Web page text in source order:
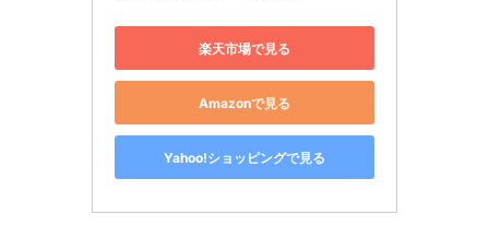
楽天市場で見る
Amazonで見る
Yahoo!ショッピングで見る